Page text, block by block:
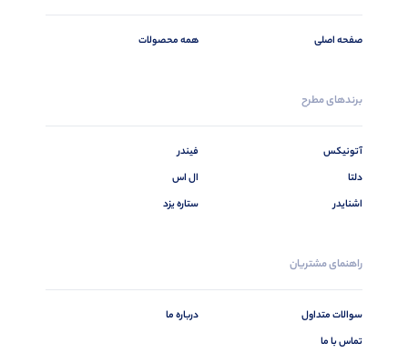
صفحه اصلی همه محصولات
برندهای مطرح
آتونیکس
دلتا
اشنایدر
فیندر
ال اس
ستاره یزد
راهنمای مشتریان
سوالات متداول
تماس با ما
درباره ما